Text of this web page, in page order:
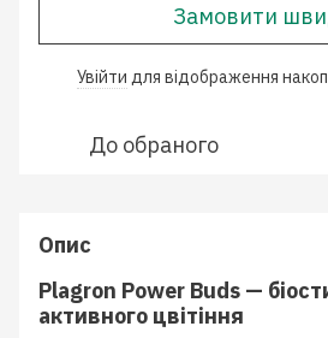
Замовити
Увійти для відображення
До обраного
Опис
Plagron Power Buds —
активного цвітіння